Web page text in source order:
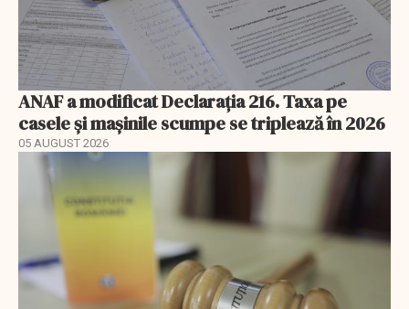
ANAF a modificat Declarația 216. Taxa pe
casele și mașinile scumpe se triplează în 2026
05 AUGUST 2026